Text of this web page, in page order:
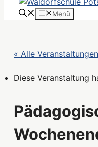
Menü
« Alle Veranstaltungen
Diese Veranstaltung